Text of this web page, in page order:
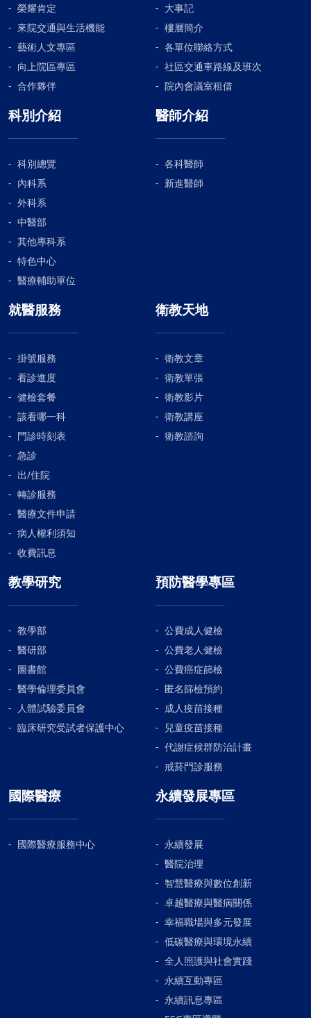
榮耀肯定
大事記
來院交通與生活機能
樓層簡介
藝術人文專區
各單位聯絡方式
向上院區專區
社區交通車路線及班次
合作夥伴
院內會議室租借
科別介紹
科別總覽
內科系
外科系
中醫部
其他專科系
特色中心
醫療輔助單位
醫師介紹
各科醫師
新進醫師
就醫服務
掛號服務
看診進度
健檢套餐
該看哪一科
門診時刻表
急診
出/住院
轉診服務
醫療文件申請
病人權利須知
收費訊息
衛教天地
衛教文章
衛教單張
衛教影片
衛教講座
衛教諮詢
教學研究
教學部
醫研部
圖書館
醫學倫理委員會
人體試驗委員會
臨床研究受試者保護中心
預防醫學專區
公費成人健檢
公費老人健檢
公費癌症篩檢
匿名篩檢預約
成人疫苗接種
兒童疫苗接種
代謝症候群防治計畫
戒菸門診服務
國際醫療
國際醫療服務中心
永續發展專區
永續發展
醫院治理
智慧醫療與數位創新
卓越醫療與醫病關係
幸福職場與多元發展
低碳醫療與環境永續
全人照護與社會實踐
永續互動專區
永續訊息專區